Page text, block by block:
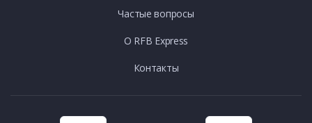
Частые вопросы
О RFB Express
Контакты